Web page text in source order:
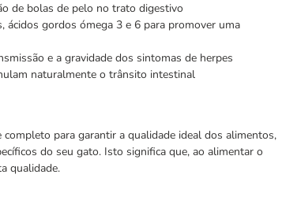
de bolas de pelo no trato digestivo
ácidos gordos ómega 3 e 6 para promover uma
e a gravidade dos sintomas de herpes
naturalmente o trânsito intestinal
para garantir a qualidade ideal dos alimentos,
do seu gato. Isto significa que, ao alimentar o
qualidade.